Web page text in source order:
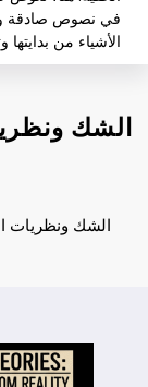
في نصوص صادقة
الأشياء من
الشك
الشك ونظريات